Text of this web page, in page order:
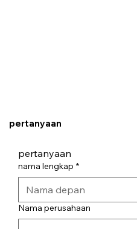
pertanyaan
pertanyaan
nama lengkap *
Nama perusahaan